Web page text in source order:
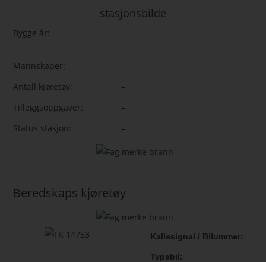
stasjonsbilde
Bygge år:
–
Mannskaper:
–
Antall kjøretøy:
–
Tilleggsoppgaver:
–
Status stasjon:
–
Beredskaps kjøretøy
Kallesignal / Bilummer
Typebil